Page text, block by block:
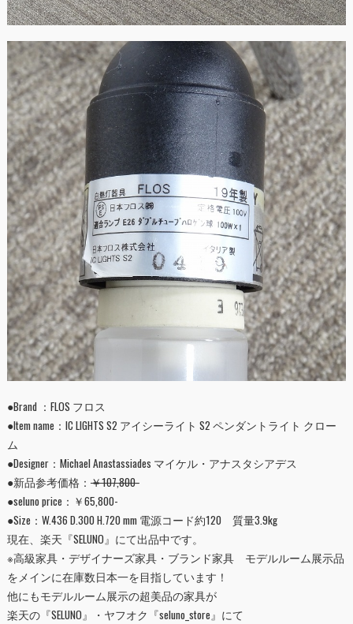
●Brand ：FLOS フロス
●Item name：IC LIGHTS S2 アイシーライト S2 ペンダントライト クロー
ム
●Designer：Michael Anastassiades マイケル・アナスタシアデス
●新品参考価格： ￥107,800-
●seluno price：￥65,800-
●Size：W.436 D.300 H.720 mm 電源コード約120 質量3.9kg
現在、楽天『SELUNO』にて出品中です。
※高級家具・デザイナーズ家具・ブランド家具 モデルルーム展示品
をメインに在庫数日本一を目指しています！
他にもモデルルーム展示の超美品の家具が
楽天の『SELUNO』・ヤフオク『seluno_store』にて